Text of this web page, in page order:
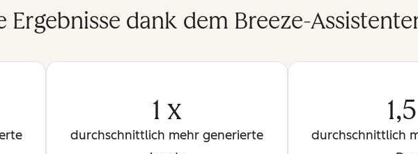
Ergebnisse dank dem Breeze-
1 x
durchschnittlich mehr generierte
durchschnittlich